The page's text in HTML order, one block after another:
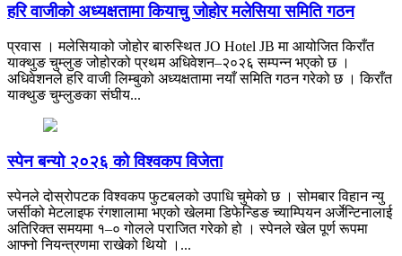
हरि वाजीको अध्यक्षतामा कियाचु जोहोर मलेसिया समिति गठन
प्रवास । मलेसियाको जोहोर बारुस्थित JO Hotel JB मा आयोजित किराँत
याक्थुङ चुम्लुङ जोहोरको प्रथम अधिवेशन–२०२६ सम्पन्न भएको छ ।
अधिवेशनले हरि वाजी लिम्बुको अध्यक्षतामा नयाँ समिति गठन गरेको छ । किराँत
याक्थुङ चुम्लुङका संघीय...
स्पेन बन्यो २०२६ को विश्वकप विजेता
स्पेनले दोस्रोपटक विश्वकप फुटबलको उपाधि चुमेको छ । सोमबार विहान न्यु
जर्सीको मेटलाइफ रंगशालामा भएको खेलमा डिफेन्डिङ च्याम्पियन अर्जेन्टिनालाई
अतिरिक्त समयमा १–० गोलले पराजित गरेको हो । स्पेनले खेल पूर्ण रूपमा
आफ्नो नियन्त्रणमा राखेको थियो ।...